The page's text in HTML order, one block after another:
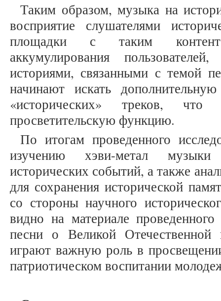
Таким образом, музыка на
восприятие слушателями
площадки с таким
аккумулирования
историями, связанными с темой
начинают искать
«исторических» треков,
просветительскую функцию.
По итогам проведенного
изучению хэви-метал
исторических событий, а также
для сохранения исторической
со стороны научного
видно на материале
песни о Великой
играют важную роль в
патриотическом воспитании